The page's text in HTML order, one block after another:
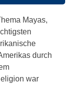
Mayas,
durch
war